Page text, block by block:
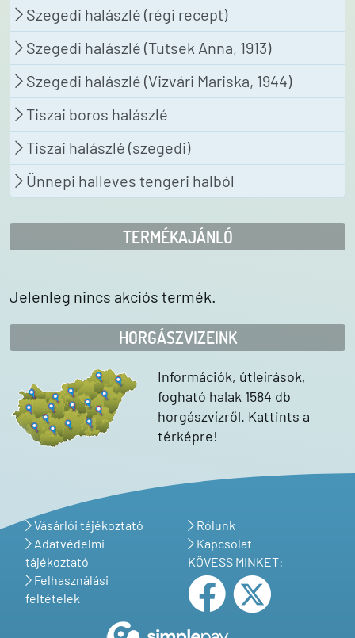
Szegedi halászlé (régi recept)
Szegedi halászlé (Tutsek Anna, 1913)
Szegedi halászlé (Vizvári Mariska, 1944)
Tiszai boros halászlé
Tiszai halászlé (szegedi)
Ünnepi halleves tengeri halból
TERMÉKAJÁNLÓ
Jelenleg nincs akciós termék.
HORGÁSZVIZEINK
Információk, útleírások,
fogható halak 1584 db
horgászvízről. Kattints a
térképre!
Vásárlói tájékoztató
Adatvédelmi
tájékoztató
Felhasználási
feltételek
Rólunk
Kapcsolat
KÖVESS MINKET: